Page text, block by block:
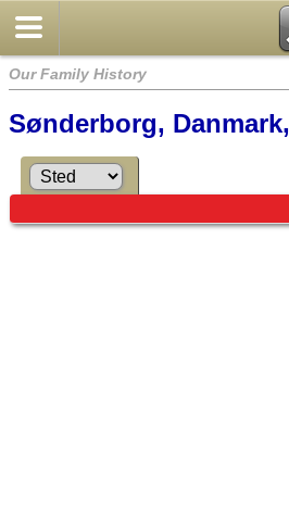
Our Family History
Sønderborg, Danmark,